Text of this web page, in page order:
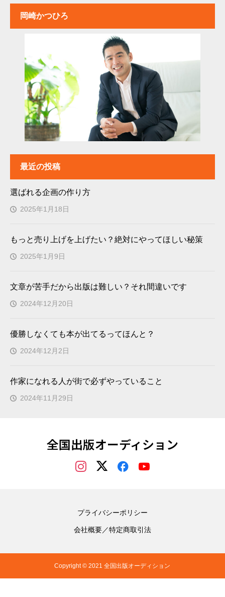
岡崎かつひろ
最近の投稿
選ばれる企画の作り方
2025年1月18日
もっと売り上げを上げたい？絶対にやってほしい秘策
2025年1月9日
文章が苦手だから出版は難しい？それ間違いです
2024年12月20日
優勝しなくても本が出てるってほんと？
2024年12月2日
作家になれる人が街で必ずやっていること
2024年11月29日
全国出版オーディション
プライバシーポリシー
会社概要／特定商取引法
Copyright © 2021 全国出版オーディション